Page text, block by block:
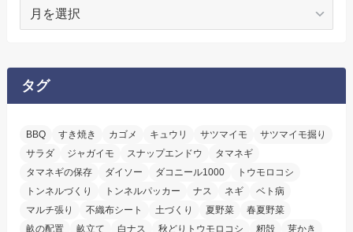
イ
ブ
タグ
BBQ すき焼き カゴメ キュウリ サツマイモ
サツマイモ掘り
サラダ
ジャガイモ スナップエンドウ
タマネギ
タマネギの保存
ダイソー ダコニール1000
トウモロコシ
トンネルづくり
トンネルパッカー ナス ネギ
ベト病
マルチ張り
不織布シート 土づくり 夏野菜
春夏野菜
畝の配置
畝立て 白ナス 秋どりトウモロコシ 籾殻
芽かき